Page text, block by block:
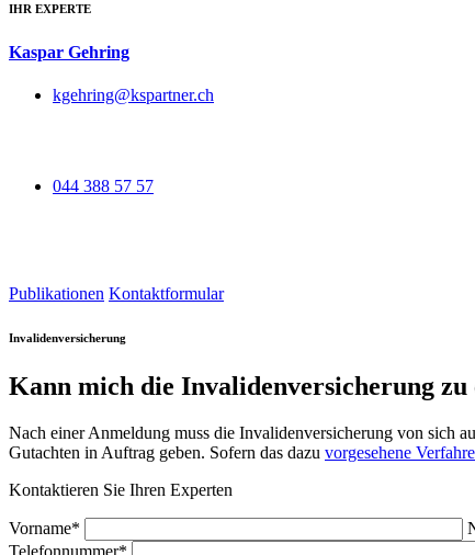
IHR EXPERTE
Kaspar Gehring
kgehring@kspartner.ch
044 388 57 57
Publikationen Kontaktformular
Invalidenversicherung
Kann mich die Invalidenversicherung zu
Nach einer Anmeldung muss die Invalidenversicherung von sich
Gutachten in Auftrag geben. Sofern das dazu vorgesehene
Kontaktieren Sie Ihren Experten
Vorname*
Telefonnummer*